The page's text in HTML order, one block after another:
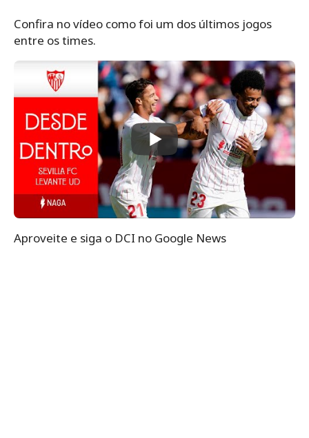
Confira no vídeo como foi um dos últimos jogos
entre os times.
Aproveite e siga o DCI no Google News